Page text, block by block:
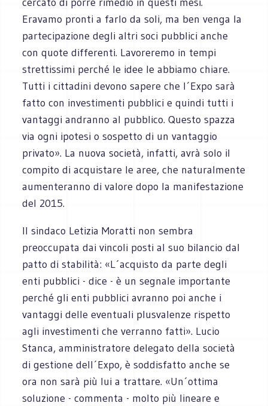
Eravamo pronti a farlo da soli, ma ben venga la
partecipazione degli altri soci pubblici anche
con quote differenti. Lavoreremo in tempi
strettissimi perché le idee le abbiamo chiare.
Tutti i cittadini devono sapere che l´Expo sarà
fatto con investimenti pubblici e quindi tutti i
vantaggi andranno al pubblico. Questo spazza
via ogni ipotesi o sospetto di un vantaggio
privato». La nuova società, infatti, avrà solo il
compito di acquistare le aree, che naturalmente
aumenteranno di valore dopo la manifestazione
del 2015.
Il sindaco Letizia Moratti non sembra
preoccupata dai vincoli posti al suo bilancio dal
patto di stabilità: «L´acquisto da parte degli
enti pubblici - dice - è un segnale importante
perché gli enti pubblici avranno poi anche i
vantaggi delle eventuali plusvalenze rispetto
agli investimenti che verranno fatti». Lucio
Stanca, amministratore delegato della società
di gestione dell´Expo, è soddisfatto anche se
ora non sarà più lui a trattare. «Un´ottima
soluzione - commenta - molto più lineare e